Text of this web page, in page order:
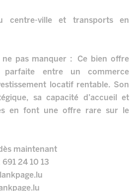
centre-ville et transports en
pas manquer : Ce bien offre
parfaite entre un commerce
locatif rentable. Son
sa capacité d’accueil et
en font une offre rare sur le
maintenant
24 10 13